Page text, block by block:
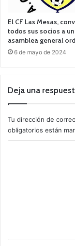
El CF Las Mesas,
todos sus socios a
asamblea general
6 de mayo de 2024
Deja una
Tu dirección de
obligatorios están